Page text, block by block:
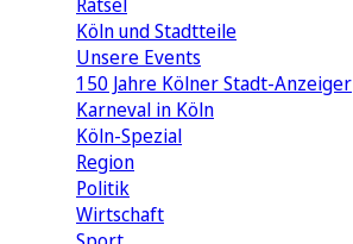
Köln und Stadtteile
Unsere Events
150 Jahre Kölner Stadt-Anzeiger
Karneval in Köln
Köln-Spezial
Region
Politik
Wirtschaft